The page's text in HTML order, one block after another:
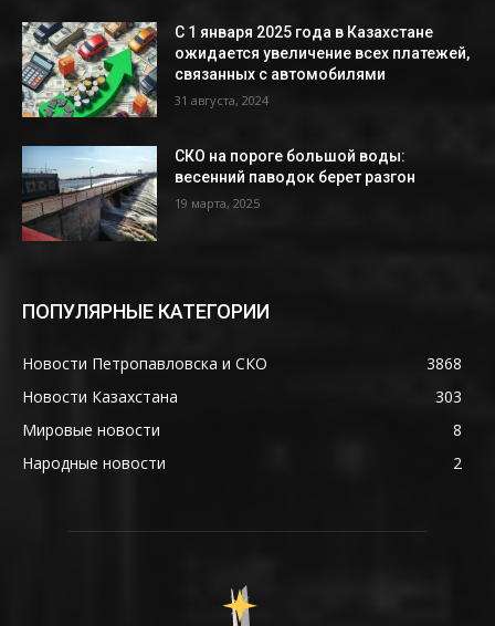
С 1 января 2025 года в Казахстане
ожидается увеличение всех платежей,
связанных с автомобилями
31 августа, 2024
СКО на пороге большой воды:
весенний паводок берет разгон
19 марта, 2025
ПОПУЛЯРНЫЕ КАТЕГОРИИ
Новости Петропавловска и СКО
3868
Новости Казахстана
303
Мировые новости
8
Народные новости
2